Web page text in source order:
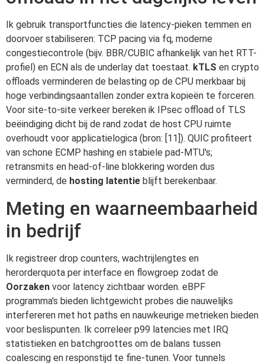
Ik gebruik transportfuncties die latency-pieken temmen en
doorvoer stabiliseren: TCP pacing via fq, moderne
congestiecontrole (bijv. BBR/CUBIC afhankelijk van het RTT-
profiel) en ECN als de underlay dat toestaat. kTLS en crypto
offloads verminderen de belasting op de CPU merkbaar bij
hoge verbindingsaantallen zonder extra kopieën te forceren.
Voor site-to-site verkeer bereken ik IPsec offload of TLS
beëindiging dicht bij de rand zodat de host CPU ruimte
overhoudt voor applicatielogica (bron: [11]). QUIC profiteert
van schone ECMP hashing en stabiele pad-MTU's;
retransmits en head-of-line blokkering worden dus
verminderd, de hosting latentie blijft berekenbaar.
Meting en waarneembaarheid
in bedrijf
Ik registreer drop counters, wachtrijlengtes en
herorderquota per interface en flowgroep zodat de
Oorzaken voor latency zichtbaar worden. eBPF
programma's bieden lichtgewicht probes die nauwelijks
interfereren met hot paths en nauwkeurige metrieken bieden
voor beslispunten. Ik correleer p99 latencies met IRQ
statistieken en batchgroottes om de balans tussen
coalescing en responstijd te fine-tunen. Voor tunnels